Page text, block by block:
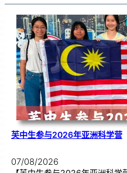
康
座
告
别
生
理
期
焦
虑
！
芙中生参与2026年亚洲科学营
07/08/2026